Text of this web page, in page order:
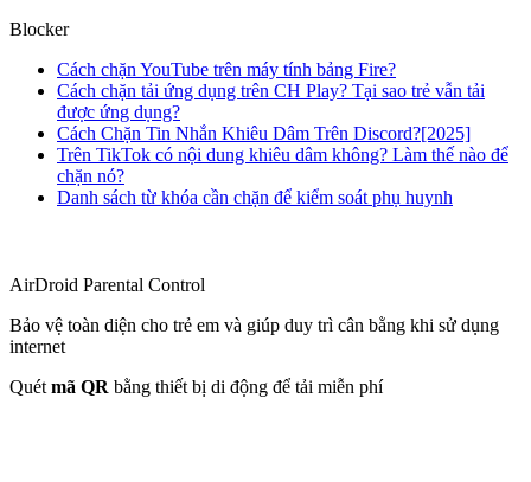
Blocker
Cách chặn YouTube trên máy tính bảng Fire?
Cách chặn tải ứng dụng trên CH Play? Tại sao trẻ vẫn tải
được ứng dụng?
Cách Chặn Tin Nhắn Khiêu Dâm Trên Discord?[2025]
Trên TikTok có nội dung khiêu dâm không? Làm thế nào để
chặn nó?
Danh sách từ khóa cần chặn để kiểm soát phụ huynh
AirDroid Parental Control
Bảo vệ toàn diện cho trẻ em và giúp duy trì cân bằng khi sử dụng
internet
Quét mã QR bằng thiết bị di động để tải miễn phí